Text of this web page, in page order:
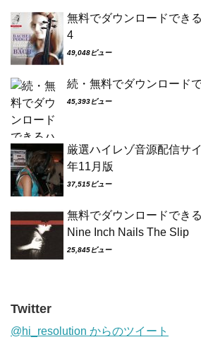
無料でダウンロードでき
4
49,048ビュー
続・無料でダウンロード
45,393ビュー
厳選ハイレゾ音源配信
年11月版
37,515ビュー
無料でダウンロードで
Nine Inch Nails The Slip
25,845ビュー
Twitter
@hi_resolution からのツイート